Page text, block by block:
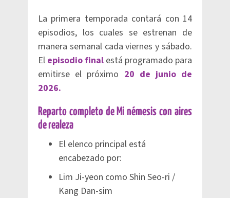
La primera temporada contará con 14
episodios, los cuales se estrenan de
manera semanal cada viernes y sábado.
El episodio final está programado para
emitirse el próximo 20 de junio de
2026.
Reparto completo de Mi némesis con aires
de realeza
El elenco principal está
encabezado por:
Lim Ji-yeon como Shin Seo-ri /
Kang Dan-sim